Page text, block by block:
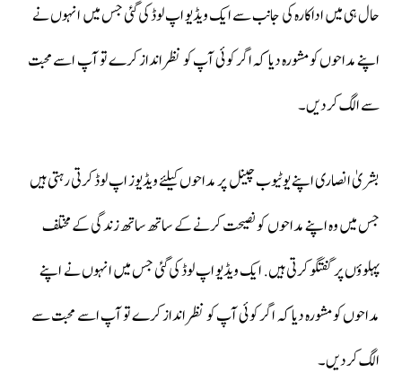
حال ہی میں اداکارہ کی جانب سے ایک ویڈیو اپ لوڈ کی گئی جس میں انہوں نے
اپنے مداحوں کو مشورہ دیا کہ اگر کوئی آپ کو نظر انداز کرے تو آپ اسے محبت
سے الگ کردیں۔
بشریٰ انصاری اپنے یوٹیوب چینل پر مداحوں کیلئے ویڈیوز اپ لوڈ کرتی رہتی ہیں
جس میں وہ اپنے مداحوں کو نصیحت کرنے کے ساتھ ساتھ زندگی کے مختلف
پہلوؤں پر گفتگو کرتی ہیں. ایک ویڈیو اپ لوڈ کی گئی جس میں انہوں نے اپنے
مداحوں کو مشورہ دیا کہ اگر کوئی آپ کو نظر انداز کرے تو آپ اسے محبت سے
الگ کردیں۔